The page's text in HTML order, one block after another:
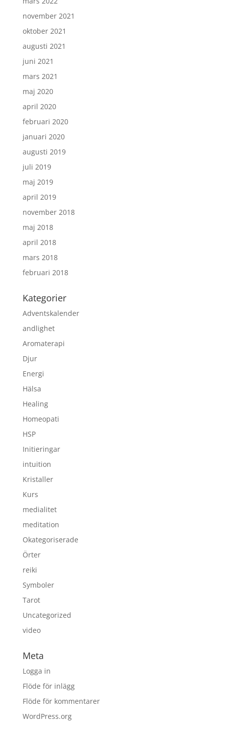
november 2021
oktober 2021
augusti 2021
juni 2021
mars 2021
maj 2020
april 2020
februari 2020
januari 2020
augusti 2019
juli 2019
maj 2019
april 2019
november 2018
maj 2018
april 2018
mars 2018
februari 2018
Kategorier
Adventskalender
andlighet
Aromaterapi
Djur
Energi
Hälsa
Healing
Homeopati
HSP
Initieringar
intuition
Kristaller
Kurs
medialitet
meditation
Okategoriserade
Örter
reiki
Symboler
Tarot
Uncategorized
video
Meta
Logga in
Flöde för inlägg
Flöde för kommentarer
WordPress.org